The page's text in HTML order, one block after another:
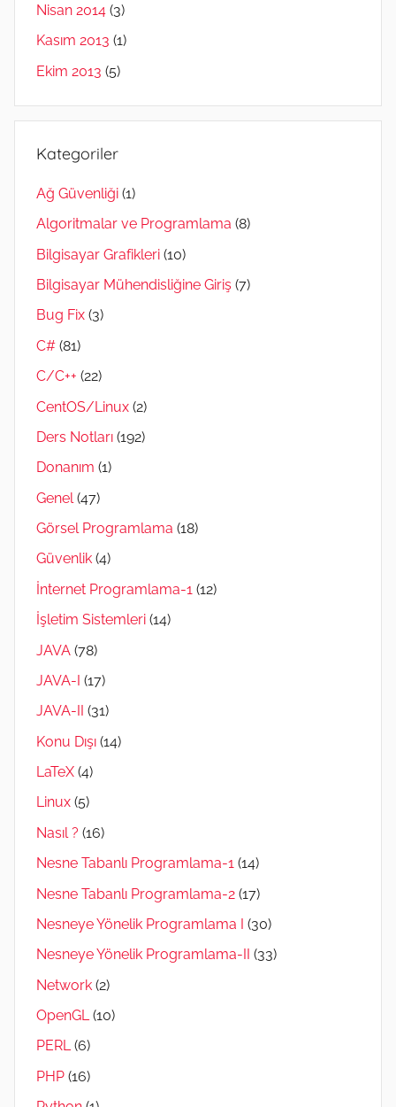
Nisan 2014 (3)
Kasım 2013 (1)
Ekim 2013 (5)
Kategoriler
Ağ Güvenliği (1)
Algoritmalar ve Programlama (8)
Bilgisayar Grafikleri (10)
Bilgisayar Mühendisliğine Giriş (7)
Bug Fix (3)
C# (81)
C/C++ (22)
CentOS/Linux (2)
Ders Notları (192)
Donanım (1)
Genel (47)
Görsel Programlama (18)
Güvenlik (4)
İnternet Programlama-1 (12)
İşletim Sistemleri (14)
JAVA (78)
JAVA-I (17)
JAVA-II
(31)
Konu Dışı (14)
LaTeX (4)
Linux (5)
Nasıl ? (16)
Nesne Tabanlı Programlama-1 (14)
Nesne Tabanlı Programlama-2 (17)
Nesneye Yönelik Programlama I (30)
Nesneye Yönelik Programlama-II
(33)
Network (2)
OpenGL(10)
PERL(6)
PHP (16)